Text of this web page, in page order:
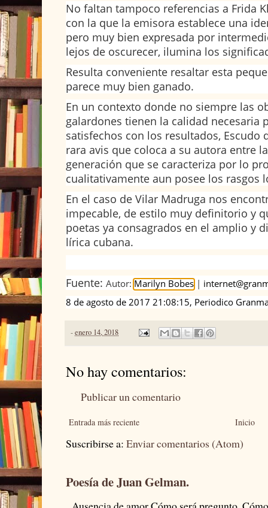
No faltan tampoco referencias a Frida
con la que la emisora establece una
pero muy bien expresada por
lejos de oscurecer, ilumina los
Resulta conveniente resaltar esta
parece muy bien ganado.
En un contexto donde no siempre las
galardones tienen la calidad necesaria
satisfechos con los resultados, Escudo
rara avis que coloca a su autora entre
generación que se caracteriza por lo
cualitativamente aun posee los rasgos
En el caso de Vilar Madruga nos
impecable, de estilo muy definitorio y
poetas ya consagrados en el amplio y
lírica cubana.
Fuente: Autor: Marilyn Bobes |
8 de agosto de 2017 21:08:15, Periodico
-enero 14, 2018
No hay comentarios:
Publicar un comentario
Entrada más reciente Inicio
Suscribirse a: Enviar comentarios (Atom)
Poesía de Juan Gelman.